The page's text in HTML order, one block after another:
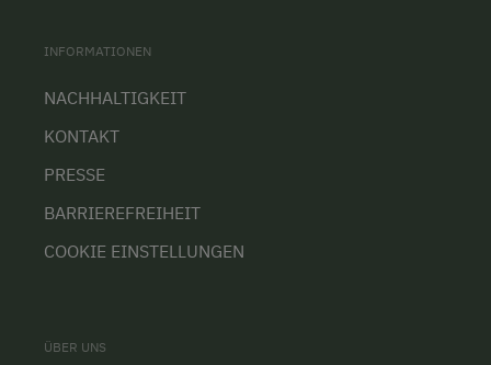
INFORMATIONEN
NACHHALTIGKEIT
KONTAKT
PRESSE
BARRIEREFREIHEIT
COOKIE EINSTELLUNGEN
ÜBER UNS